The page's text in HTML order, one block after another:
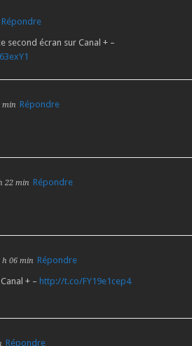
Répondre
second écran sur Canal + –
min Répondre
22 min Répondre
h 06 min Répondre
+ – http://t.co/FY19e1cep4
Répondre